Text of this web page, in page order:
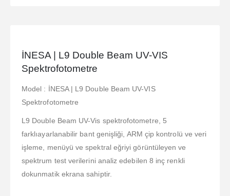
İNESA | L9 Double Beam UV-VIS
Spektrofotometre
Model : İNESA | L9 Double Beam UV-VIS
Spektrofotometre
L9 Double Beam UV-Vis spektrofotometre, 5
farklıayarlanabilir bant genişliği, ARM çip kontrolü ve veri
işleme, menüyü ve spektral eğriyi görüntüleyen ve
spektrum test verilerini analiz edebilen 8 inç renkli
dokunmatik ekrana sahiptir.